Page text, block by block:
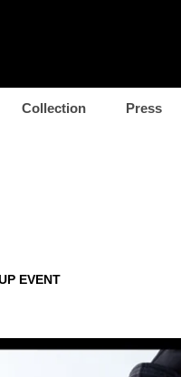
Collection Press
EVENT